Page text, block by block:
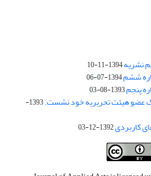
نشریه1394-11-10
ششم1394-07-06
پنجم1393-08-03
عضو هیئت تحریریه خود نشست.
1393-
کاربردی1392-12-03